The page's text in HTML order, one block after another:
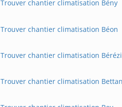
Trouver chantier climatisation Bény
Trouver chantier climatisation Béon
Trouver chantier climatisation
Trouver chantier climatisation